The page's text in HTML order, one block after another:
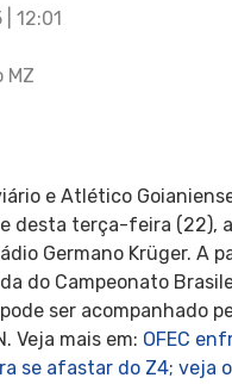
12:01
MZ
e Atlético
desta terça-feira (22),
Germano Krüger. A
do Campeonato
ser acompanhado
Veja mais em: OFEC
se afastar do Z4; veja